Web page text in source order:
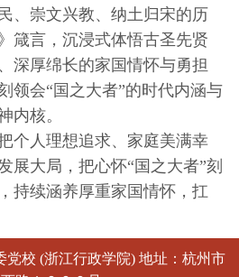
、崇文兴教、纳土归宋的历
箴言，沉浸式体悟古圣先贤
深厚绵长的家国情怀与勇担
领会“国之大者”的时代内涵与
内核。
个人理想追求、家庭美满幸
展大局，把心怀“国之大者”刻
持续涵养厚重家国情怀，扛
党校 (浙江行政学院) 地址：杭州市